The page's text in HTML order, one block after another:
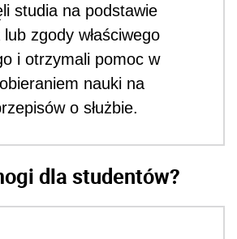
studia na podstawie
zgody właściwego
i otrzymali pomoc w
nauki na
o służbie.
dla studentów?